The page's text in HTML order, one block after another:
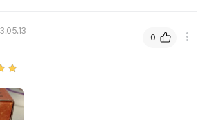
0